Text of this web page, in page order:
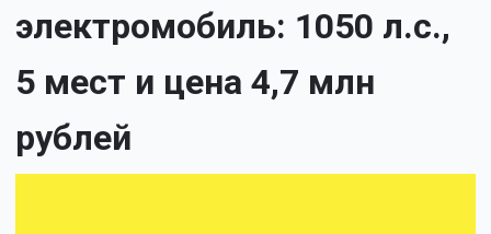
электромобиль: 1050 л.с.,
5 мест и цена 4,7 млн
рублей